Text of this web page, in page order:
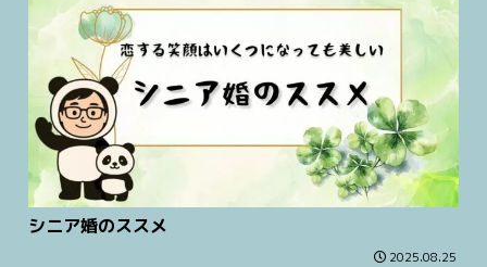
シニア婚のススメ
2025.08.25